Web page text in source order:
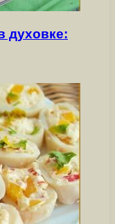
духовке: